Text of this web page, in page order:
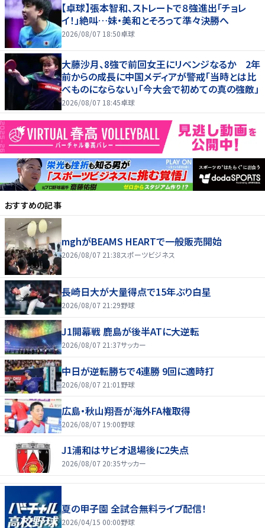
【卓球】張本智和、ストレートで８強進出「チョレ
イ！」絶叫…妹・美和とそろって準々決勝へ
2026/08/07 18:50卓球
大藤沙月、8強で前回女王にリベンジなるか 2年
前からの成長に中国メディアが警戒「当時とは比
べものにならない」「今大会で初めての真の強敵」
2026/08/07 18:45卓球
おすすめの記事
mghがBEAMS HEARTで一般販売開始
2026/08/07 21:38スポーツビジネス
長崎日大が大量得点で15年ぶり白星
2026/08/07 21:29野球
J1開幕戦 鹿島が後半ATに大逆転
2026/08/07 21:37サッカー
中日が逆転勝ちで4連勝 9回に適時打
2026/08/07 21:01 野球
広島・秋山翔吾が海外FA権取得
2026/08/07 19:00野球
J1浦和はサビオ退場後に2失点
2026/08/07 20:35サッカー
夏の甲子園 全試合無料ライブ配信！
2026/04/15 00:00野球